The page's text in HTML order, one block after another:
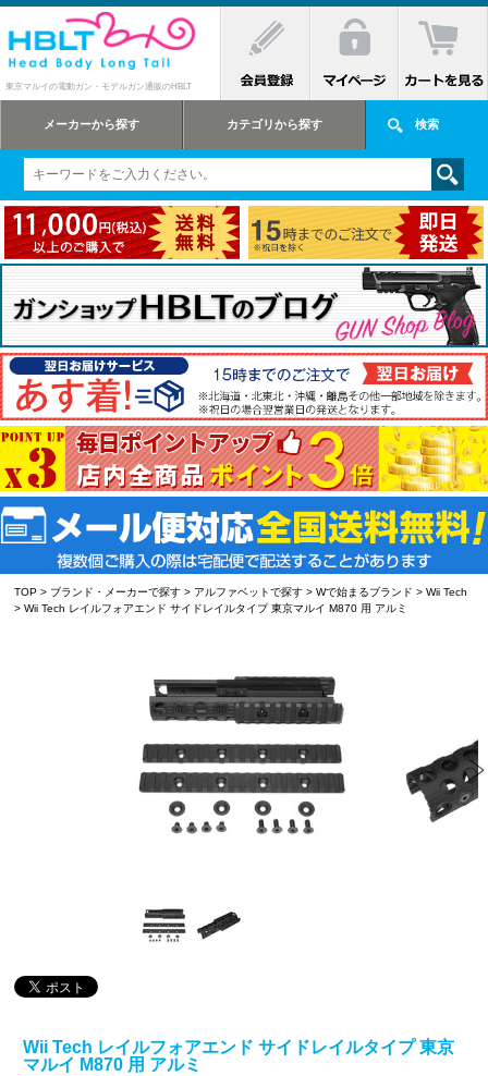
東京マルイの電動ガン・モデルガン通販のHBLT
メーカーから探す カテゴリから探す 検索
TOP > ブランド・メーカーで探す > アルファベットで探す >Wで始まるブランド >Wii Tech
> Wii Tech レイルフォアエンド サイドレイルタイプ 東京マルイ M870 用 アルミ
Wii Tech レイルフォアエンド サイドレイルタイプ 東京
マルイ M870 用 アルミ